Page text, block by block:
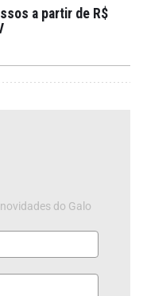
a partir de R$
do Galo